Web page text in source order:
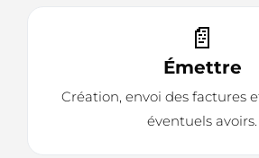
📄
Émettre
Création, envoi des factures
éventuels avoirs.